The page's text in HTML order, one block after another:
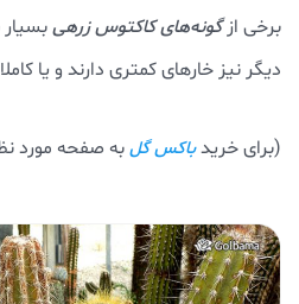
برخی ازگونه‌های کاکتوس زرهی
دیگر نیز خارهای کمتری دارند و یا
(برای خریدباکس گلبه صفحه مورد